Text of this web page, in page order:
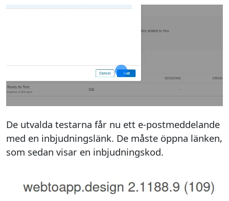
De utvalda testarna får nu ett e-postmeddelande
med en inbjudningslänk. De måste öppna länken,
som sedan visar en inbjudningskod.